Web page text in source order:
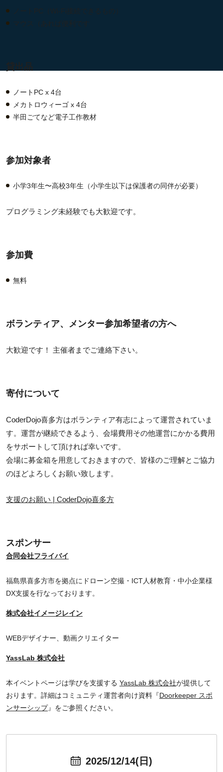
ノートPC（Wi-Fi接続できるもの）
貸出品
ノートPC x 4台
メカトロウィーゴ x 4台
半田ごてなど電子工作教材
参加対象者
小学3年生〜高校3年生（小学生以下は保護者の同伴が必要）
プログラミング未経験でも大歓迎です。
参加費
無料
ボランティア、メンター参加希望者の方へ
大歓迎です！ 主催者までご連絡下さい。
寄付について
CoderDojo喜多方はボランティア有志によって運営されていま
す。運営が継続できるよう、会場費用その他運営にかかる費用
をサポートして頂ければ幸いです。
会場に募金箱を用意しておきますので、皆様のご理解とご協力
のほどよろしくお願い致します。
支援のお願い | CoderDojo喜多方
スポンサー
合同会社フライバイ
福島県喜多方市を拠点にドローン空撮・ICT人材教育・中小企業様
DX支援を行なっております。
株式会社イメージレイン
WEBデザイナー、動画クリエイター
YassLab 株式会社
本イベントページは学びを支援する YassLab 株式会社が提供して
おります。詳細はコミュニティ運営者向け資料『Doorkeeper スポ
ンサーシップ』をご参照ください。
2025/12/14(日)